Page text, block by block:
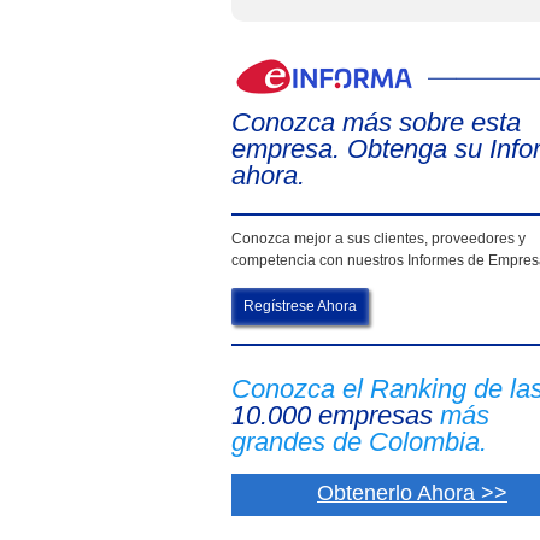
Conozca más sobre esta
empresa. Obtenga su
ahora.
Conozca mejor a sus clientes, proveedores y
competencia con nuestros Informes de
Regístrese Ahora
Conozca el Ranking de
10.000 empresas más
grandes de Colombia.
Obtenerlo Ahora >>